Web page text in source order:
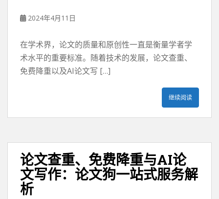
2024年4月11日
在学术界，论文的质量和原创性一直是衡量学者学
术水平的重要标准。随着技术的发展，论文查重、
免费降重以及AI论文写 […]
继续阅读
论文查重、免费降重与AI论
文写作：论文狗一站式服务解
析